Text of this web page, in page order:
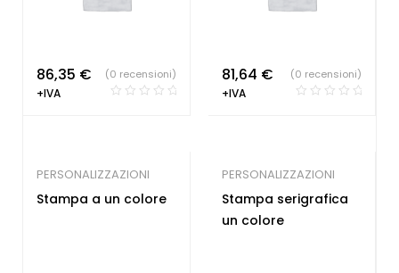
86,35 €
+IVA
(0 recensioni) 81,64 €
+IVA
(0 recensioni)
PERSONALIZZAZIONI
Stampa a un colore
PERSONALIZZAZIONI
Stampa serigrafica
un colore